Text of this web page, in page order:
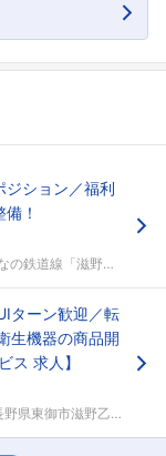
ジション／福利
！
線「滋野」駅徒...
ターン歓迎／転
生機器の商品開
ス 求人】
東御市滋野乙1320...